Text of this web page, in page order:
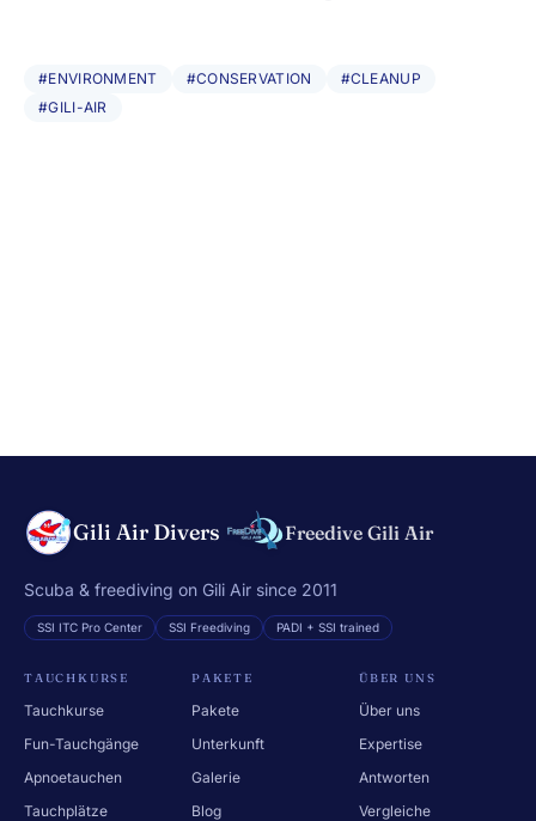
#ENVIRONMENT #CONSERVATION
#CLEANUP
#GILI-AIR
Gili Air Divers Freedive Gili Air
Scuba & freediving on Gili Air since 2011
SSI ITC Pro Center SSI Freediving PADI + SSI trained
TAUCHKURSE
Tauchkurse
Fun-Tauchgänge
Apnoetauchen
Tauchplätze
PAKETE
Pakete
Unterkunft
Galerie
Blog
ÜBER UNS
Über uns
Expertise
Antworten
Vergleiche